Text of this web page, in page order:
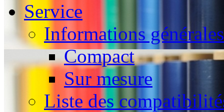
Service
Informations
Compact
Sur mesure
Liste des